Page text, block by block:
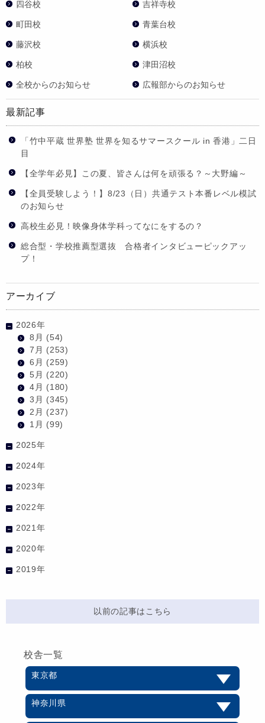
四谷校 吉祥寺校
町田校 青葉台校
藤沢校 横浜校
柏校 津田沼校
全校からのお知らせ 広報部からのお知らせ
最新記事
「竹中平蔵 世界塾 世界を知るサマースクール in 香港」二日
目
【全学年必見】この夏、皆さんは何を頑張る？～大野編～
【全員受験しよう！】8/23（日）共通テスト本番レベル模試
のお知らせ
高校生必見！映像身体学科ってなにをするの？
総合型・学校推薦型選抜 合格者インタビューピックアッ
プ！
アーカイブ
2026年
8月 (54)
7月 (253)
6月 (259)
5月 (220)
4月 (180)
3月 (345)
2月 (237)
1月 (99)
2025年
2024年
2023年
2022年
2021年
2020年
2019年
以前の記事はこちら
校舎一覧
東京都
神奈川県